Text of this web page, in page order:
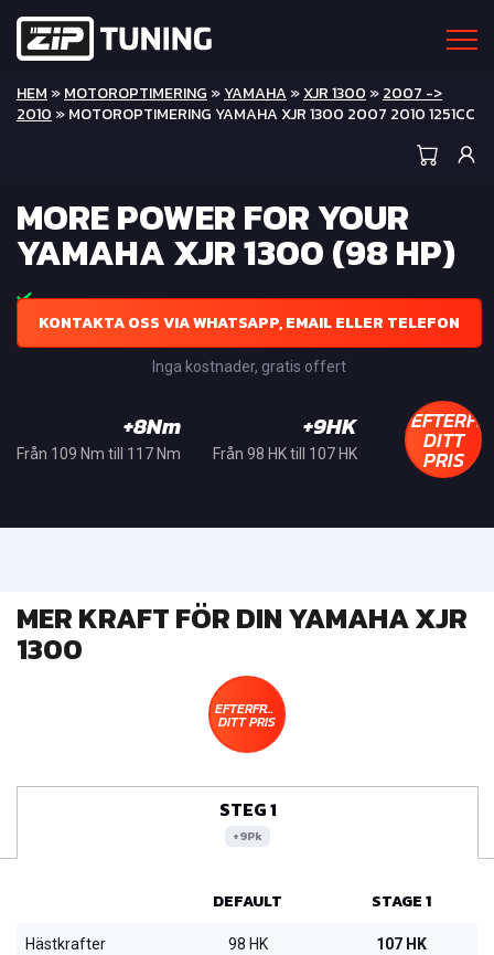
HEM »MOTOROPTIMERING »YAMAHA »XJR 1300 »2007 ->
2010 » MOTOROPTIMERING YAMAHA XJR 1300 2007 2010 1251CC
MORE POWER FOR YOUR
YAMAHA XJR 1300 (98 HP)
KONTAKTA OSS VIA WHATSAPP, EMAIL ELLER TELEFON
Inga kostnader, gratis offert
+8Nm
Från 109 Nm till 117 Nm
+9HK
Från 98 HK till 107 HK DITT
PRIS
MER KRAFT FÖR DIN YAMAHA XJR
1300
EFTERFRÅGA
DITT PRIS
STEG 1
+9Pk
DEFAULT STAGE 1
Hästkrafter 98 HK 107 HK